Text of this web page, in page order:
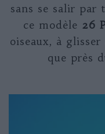
sans se salir par
ce modèle 26
oiseaux, à
que près